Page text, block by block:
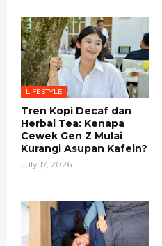
LIFESTYLE
Tren Kopi Decaf dan
Herbal Tea: Kenapa
Cewek Gen Z Mulai
Kurangi Asupan Kafein?
July 17, 2026